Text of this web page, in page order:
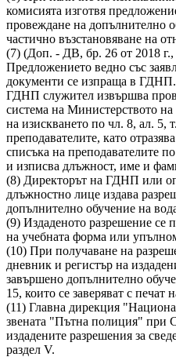
комисията изготвя
провеждане на допълнително
частично възстановяване на
(7) (Доп. - ДВ, бр. 26 от 2018 г.,
Предложението ведно със
документи се изпраща в
ГДНП служител извършва
система на Министерството
на изискването по чл. 8, ал. 5,
преподавателите, като
списъка на преподавателите
и изписва длъжност, име и
(8) Директорът на ГДНП или
длъжностно лице издава
допълнително обучение на
(9) Издаденото разрешение се
на учебната форма или
(10) При получаване на
дневник и регистър на
завършено допълнително
15, които се заверяват с печат
(11) Главна дирекция
звената "Пътна полиция"
издадените разрешения за
раздел V.